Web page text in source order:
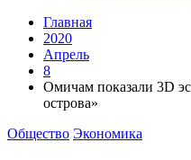
Главная
2020
Апрель
8
Омичам показали 3D
острова»
Общество Экономика